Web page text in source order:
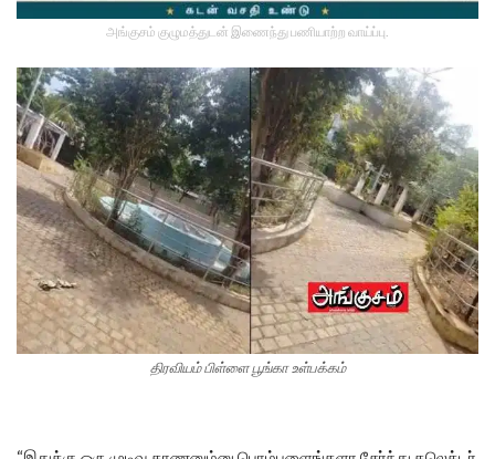
அங்குசம் குழுமத்துடன் இணைந்து பணியாற்ற வாய்ப்பு.
திரவியம் பிள்ளை பூங்கா உள்பக்கம்